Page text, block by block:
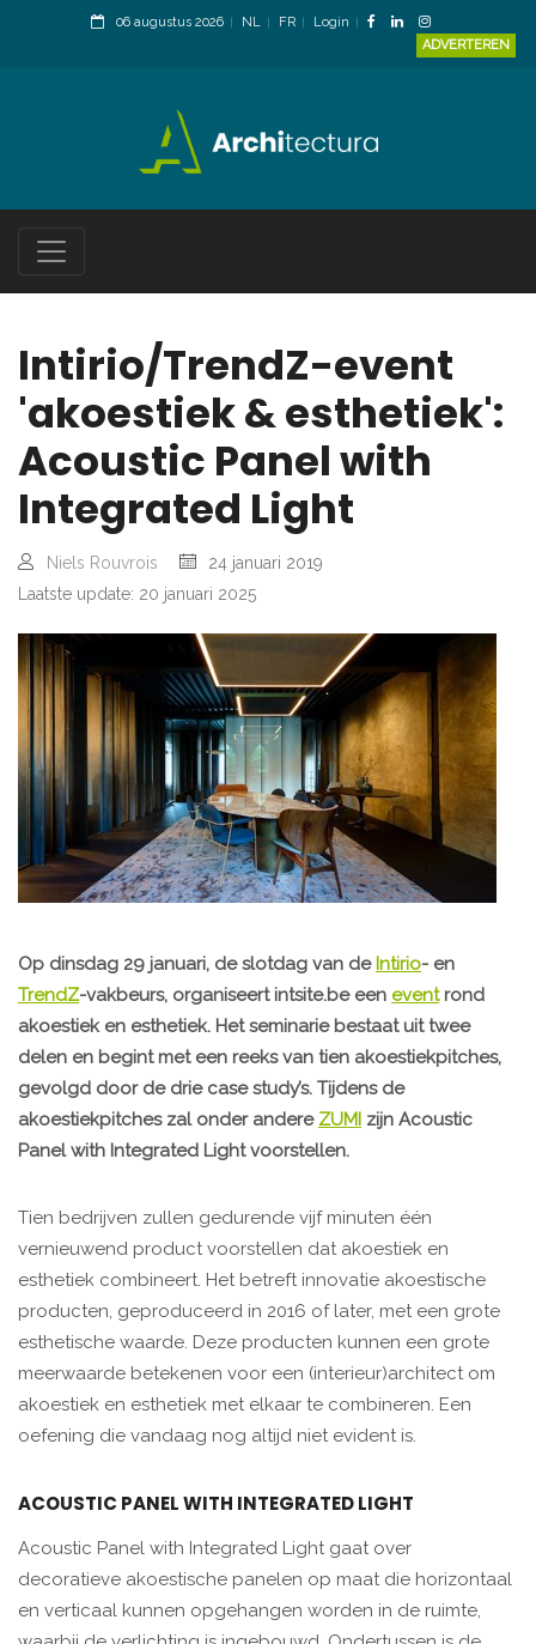
06 augustus 2026 NL FR
Login
ADVERTEREN
Intirio/TrendZ-event
'akoestiek & esthetiek':
Acoustic Panel with
Integrated Light
Niels Rouvrois
24 januari 2019
Laatste update: 20 januari 2025
Op dinsdag 29 januari, de slotdag van de Intirio- en
TrendZ-vakbeurs, organiseert intsite.be een eventrond
akoestiek en esthetiek. Het seminarie bestaat uit twee
delen en begint met een reeks van tien akoestiekpitches,
gevolgd door de drie case study’s. Tijdens de
akoestiekpitches zal onder andere ZUMI zijn Acoustic
Panel with Integrated Light voorstellen.
Tien bedrijven zullen gedurende vijf minuten één
vernieuwend product voorstellen dat akoestiek en
esthetiek combineert. Het betreft innovatie akoestische
producten, geproduceerd in 2016 of later, met een grote
esthetische waarde. Deze producten kunnen een grote
meerwaarde betekenen voor een (interieur)architect om
akoestiek en esthetiek met elkaar te combineren. Een
oefening die vandaag nog altijd niet evident is.
ACOUSTIC PANEL WITH INTEGRATED LIGHT
Acoustic Panel with Integrated Light gaat over
decoratieve akoestische panelen op maat die horizontaal
en verticaal kunnen opgehangen worden in de ruimte,